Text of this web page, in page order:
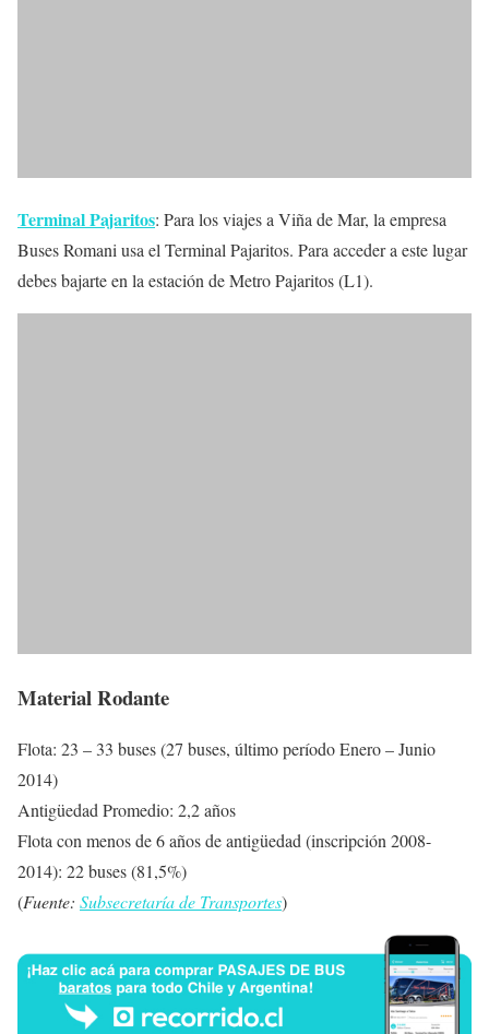
Terminal Pajaritos: Para los viajes a Viña de Mar, la empresa
Buses Romani usa el Terminal Pajaritos. Para acceder a este lugar
debes bajarte en la estación de Metro Pajaritos (L1).
Material Rodante
Flota: 23 – 33 buses (27 buses, último período Enero – Junio
2014)
Antigüedad Promedio: 2,2 años
Flota con menos de 6 años de antigüedad (inscripción 2008-
2014): 22 buses (81,5%)
(Fuente: Subsecretaría de Transportes)